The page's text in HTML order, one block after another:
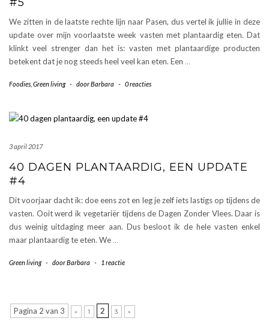
We zitten in de laatste rechte lijn naar Pasen, dus vertel ik jullie in deze
update over mijn voorlaatste week vasten met plantaardig eten. Dat
klinkt veel strenger dan het is: vasten met plantaardige producten
betekent dat je nog steeds heel veel kan eten. Een …
Foodies Green living - doorBarbara - 0 reacties
3 april 2017
40 DAGEN PLANTAARDIG, EEN UPDATE
#4
Dit voorjaar dacht ik: doe eens zot en leg je zelf iets lastigs op tijdens de
vasten. Ooit werd ik vegetariër tijdens de Dagen Zonder Vlees. Daar is
dus weinig uitdaging meer aan. Dus besloot ik de hele vasten enkel
maar plantaardig te eten. We …
Green living - doorBarbara - 1 reactie
Pagina 2 van 3 « 1 2 3 »